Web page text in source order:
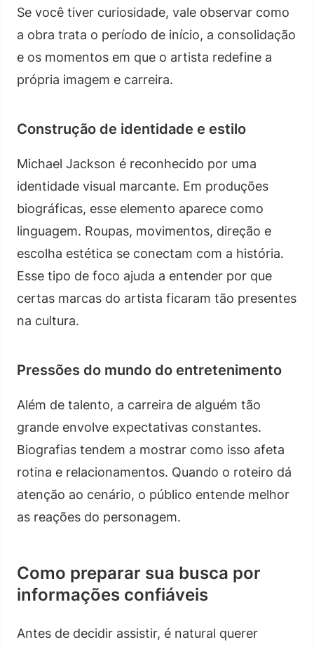
Se você tiver curiosidade, vale observar como
a obra trata o período de início, a consolidação
e os momentos em que o artista redefine a
própria imagem e carreira.
Construção de identidade e estilo
Michael Jackson é reconhecido por uma
identidade visual marcante. Em produções
biográficas, esse elemento aparece como
linguagem. Roupas, movimentos, direção e
escolha estética se conectam com a história.
Esse tipo de foco ajuda a entender por que
certas marcas do artista ficaram tão presentes
na cultura.
Pressões do mundo do entretenimento
Além de talento, a carreira de alguém tão
grande envolve expectativas constantes.
Biografias tendem a mostrar como isso afeta
rotina e relacionamentos. Quando o roteiro dá
atenção ao cenário, o público entende melhor
as reações do personagem.
Como preparar sua busca por
informações confiáveis
Antes de decidir assistir, é natural querer